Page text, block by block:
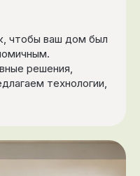
чтобы ваш дом был
решения,
технологии,